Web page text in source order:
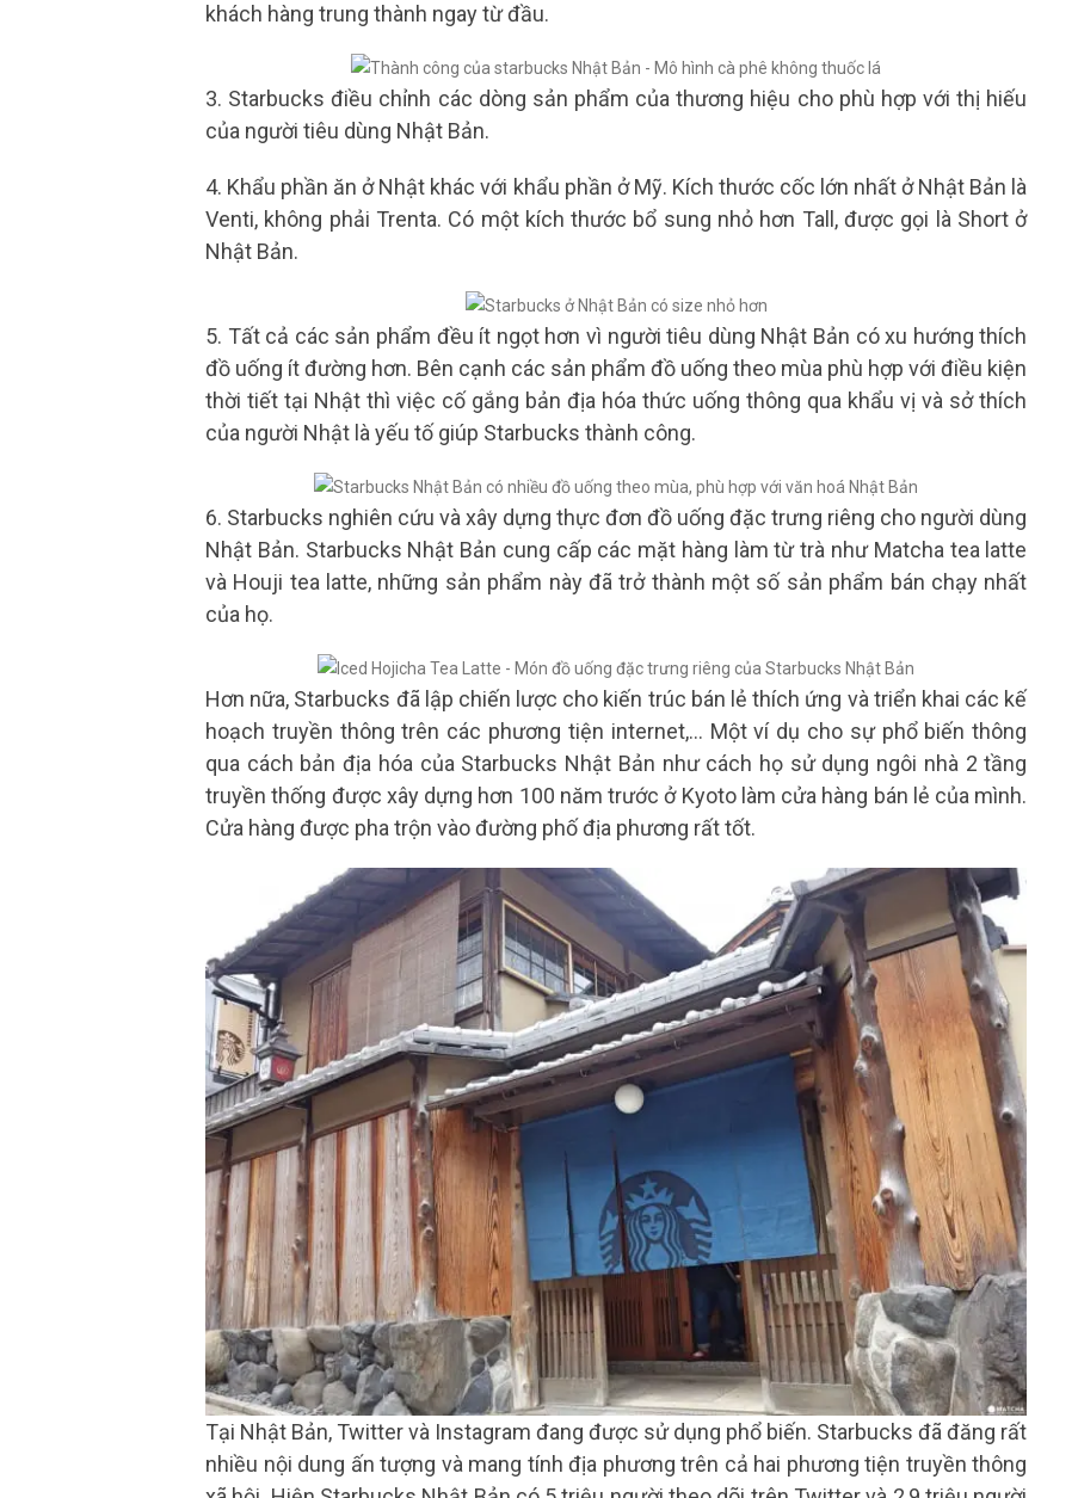
khách hàng trung thành ngay từ đầu.
3. Starbucks điều chỉnh các dòng sản phẩm của thương hiệu cho phù hợp với thị hiếu
của người tiêu dùng Nhật Bản.
4. Khẩu phần ăn ở Nhật khác với khẩu phần ở Mỹ. Kích thước cốc lớn nhất ở Nhật Bản là
Venti, không phải Trenta. Có một kích thước bổ sung nhỏ hơn Tall, được gọi là Short ở
Nhật Bản.
5. Tất cả các sản phẩm đều ít ngọt hơn vì người tiêu dùng Nhật Bản có xu hướng thích
đồ uống ít đường hơn. Bên cạnh các sản phẩm đồ uống theo mùa phù hợp với điều kiện
thời tiết tại Nhật thì việc cố gắng bản địa hóa thức uống thông qua khẩu vị và sở thích
của người Nhật là yếu tố giúp Starbucks thành công.
6. Starbucks nghiên cứu và xây dựng thực đơn đồ uống đặc trưng riêng cho người dùng
Nhật Bản. Starbucks Nhật Bản cung cấp các mặt hàng làm từ trà như Matcha tea latte
và Houji tea latte, những sản phẩm này đã trở thành một số sản phẩm bán chạy nhất
của họ.
Hơn nữa, Starbucks đã lập chiến lược cho kiến ​​trúc bán lẻ thích ứng và triển khai các kế
hoạch truyền thông trên các phương tiện internet,… Một ví dụ cho sự phổ biến thông
qua cách bản địa hóa của Starbucks Nhật Bản như cách họ sử dụng ngôi nhà 2 tầng
truyền thống được xây dựng hơn 100 năm trước ở Kyoto làm cửa hàng bán lẻ của mình.
Cửa hàng được pha trộn vào đường phố địa phương rất tốt.
Tại Nhật Bản, Twitter và Instagram đang được sử dụng phổ biến. Starbucks đã đăng rất
nhiều nội dung ấn tượng và mang tính địa phương trên cả hai phương tiện truyền thông